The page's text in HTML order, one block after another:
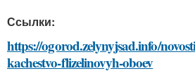
Ссылки:
https://ogorod.zelynyjsad.info/
kachestvo-flizelinovyh-oboev